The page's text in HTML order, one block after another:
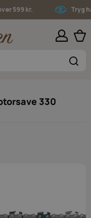
599 kr. Tryg
330